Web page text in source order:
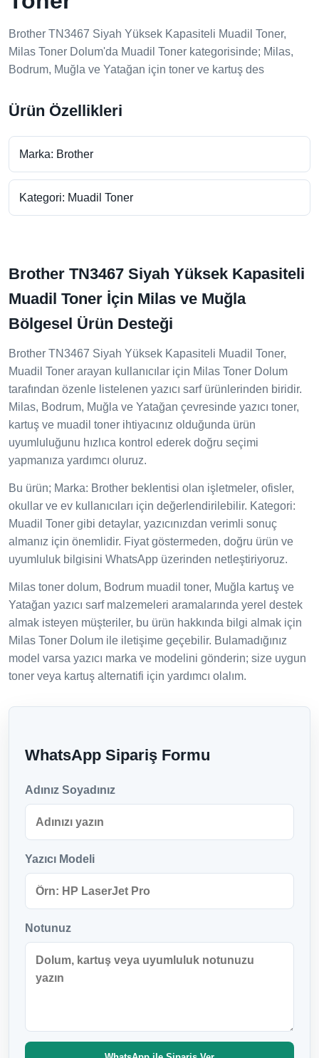
Brother TN3467 Siyah Yüksek Kapasiteli Muadil Toner,
Milas Toner Dolum'da Muadil Toner kategorisinde; Milas,
Bodrum, Muğla ve Yatağan için toner ve kartuş des
Ürün Özellikleri
Marka: Brother
Kategori: Muadil Toner
Brother TN3467 Siyah Yüksek Kapasiteli
Muadil Toner İçin Milas ve Muğla
Bölgesel Ürün Desteği
Brother TN3467 Siyah Yüksek Kapasiteli Muadil Toner,
Muadil Toner arayan kullanıcılar için Milas Toner Dolum
tarafından özenle listelenen yazıcı sarf ürünlerinden biridir.
Milas, Bodrum, Muğla ve Yatağan çevresinde yazıcı toner,
kartuş ve muadil toner ihtiyacınız olduğunda ürün
uyumluluğunu hızlıca kontrol ederek doğru seçimi
yapmanıza yardımcı oluruz.
Bu ürün; Marka: Brother beklentisi olan işletmeler, ofisler,
okullar ve ev kullanıcıları için değerlendirilebilir. Kategori:
Muadil Toner gibi detaylar, yazıcınızdan verimli sonuç
almanız için önemlidir. Fiyat göstermeden, doğru ürün ve
uyumluluk bilgisini WhatsApp üzerinden netleştiriyoruz.
Milas toner dolum, Bodrum muadil toner, Muğla kartuş ve
Yatağan yazıcı sarf malzemeleri aramalarında yerel destek
almak isteyen müşteriler, bu ürün hakkında bilgi almak için
Milas Toner Dolum ile iletişime geçebilir. Bulamadığınız
model varsa yazıcı marka ve modelini gönderin; size uygun
toner veya kartuş alternatifi için yardımcı olalım.
WhatsApp Sipariş Formu
Adınız Soyadınız
Yazıcı Modeli
Notunuz